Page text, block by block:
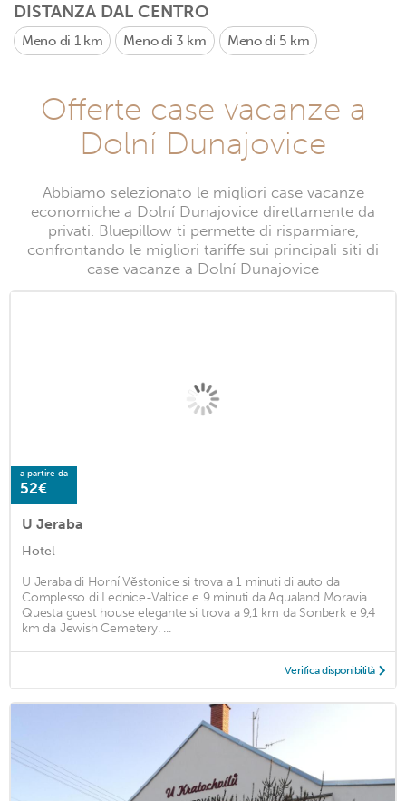
DISTANZA DAL CENTRO
Meno di 1 km Meno di 3 km Meno di 5 km
Offerte case vacanze a
Dolní Dunajovice
Abbiamo selezionato le migliori case vacanze
economiche a Dolní Dunajovice direttamente da
privati. Bluepillow ti permette di risparmiare,
confrontando le migliori tariffe sui principali siti di
case vacanze a Dolní Dunajovice
a partire da
52€
U Jeraba
Hotel
U Jeraba di Horní Věstonice si trova a 1 minuti di auto da
Complesso di Lednice-Valtice e 9 minuti da Aqualand Moravia.
Questa guest house elegante si trova a 9,1 km da Sonberk e 9,4
km da Jewish Cemetery. ...
Verifica disponibilità